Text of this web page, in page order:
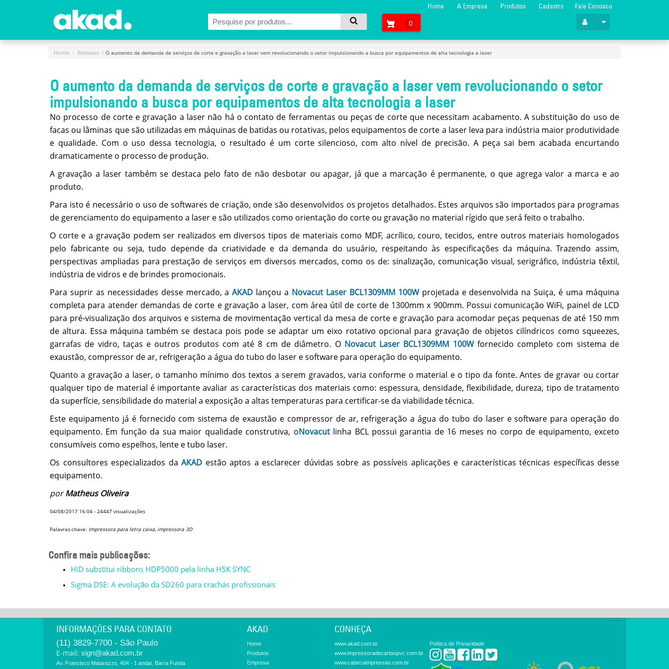
Home A Empresa Produtos Cadastro Fale Conosco
0
Menu Principal
Novidades
Home Releases O aumento da demanda de serviços de corte e gravação a laser vem revolucionando o setor impulsionando a busca por equipamentos de alta tecnologia a laser
O aumento da demanda de serviços de corte e gravação a laser vem revolucionando o setor
impulsionando a busca por equipamentos de alta tecnologia a laser
No processo de corte e gravação a laser não há o contato de ferramentas ou peças de corte que necessitam acabamento. A substituição do uso de
facas ou lâminas que são utilizadas em máquinas de batidas ou rotativas, pelos equipamentos de corte a laser leva para indústria maior produtividade
e qualidade. Com o uso dessa tecnologia, o resultado é um corte silencioso, com alto nível de precisão. A peça sai bem acabada encurtando
dramaticamente o processo de produção.
A gravação a laser também se destaca pelo fato de não desbotar ou apagar, já que a marcação é permanente, o que agrega valor a marca e ao
produto.
Para isto é necessário o uso de softwares de criação, onde são desenvolvidos os projetos detalhados. Estes arquivos são importados para programas
de gerenciamento do equipamento a laser e são utilizados como orientação do corte ou gravação no material rígido que será feito o trabalho.
O corte e a gravação podem ser realizados em diversos tipos de materiais como MDF, acrílico, couro, tecidos, entre outros materiais homologados
pelo fabricante ou seja, tudo depende da criatividade e da demanda do usuário, respeitando às especificações da máquina. Trazendo assim,
perspectivas ampliadas para prestação de serviços em diversos mercados, como os de: sinalização, comunicação visual, serigráfico, indústria têxtil,
indústria de vidros e de brindes promocionais.
Para suprir as necessidades desse mercado, aAKAD lançou a Novacut Laser BCL1309MM 100Wprojetada e desenvolvida na Suiça, é uma máquina
completa para atender demandas de corte e gravação a laser, com área útil de corte de 1300mm x 900mm. Possui comunicação WiFi, painel de LCD
para pré-visualização dos arquivos e sistema de movimentação vertical da mesa de corte e gravação para acomodar peças pequenas de até 150 mm
de altura. Essa máquina também se destaca pois pode se adaptar um eixo rotativo opcional para gravação de objetos cilíndricos como squeezes,
garrafas de vidro, taças e outros produtos com até 8 cm de diâmetro. O Novacut Laser BCL1309MM 100Wfornecido completo com sistema de
exaustão, compressor de ar, refrigeração a água do tubo do laser e software para operação do equipamento.
Quanto a gravação a laser, o tamanho mínimo dos textos a serem gravados, varia conforme o material e o tipo da fonte. Antes de gravar ou cortar
qualquer tipo de material é importante avaliar as características dos materiais como: espessura, densidade, flexibilidade, dureza, tipo de tratamento
da superfície, sensibilidade do material a exposição a altas temperaturas para certificar-se da viabilidade técnica.
Este equipamento já é fornecido com sistema de exaustão e compressor de ar, refrigeração a água do tubo do laser e software para operação do
equipamento. Em função da sua maior qualidade construtiva, oNovacutlinha BCL possui garantia de 16 meses no corpo de equipamento, exceto
consumíveis como espelhos, lente e tubo laser.
Os consultores especializados da AKAD estão aptos a esclarecer dúvidas sobre as possíveis aplicações e características técnicas específicas desse
equipamento.
porMatheus Oliveira
04/08/2017 16:04 - 24447 visualizações
Palavras-chave: Impressora para letra caixa, impressora 3D
Confira mais publicações:
HID substitui ribbons HDP5000 pela linha H5K SYNC
Sigma DSE: A evolução da SD260 para crachás profissionais
INFORMAÇÕES PARA CONTATO
(11) 3829-7700 - São Paulo
E-mail: sign@akad.com.br
Av. Francisco Matarazzo, 404 - 1 andar, Barra Funda
AKAD
Home
Produtos
Empresa
CONHEÇA
www.akad.com.br
www.impressoradecartaopvc.com.br
www.cabecaimpressao.com.br
Política de Privacidade